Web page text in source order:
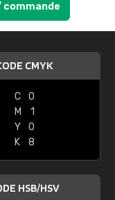
commande
CMYK
C
0
M
1
Y
0
K
8
HSB/HSV